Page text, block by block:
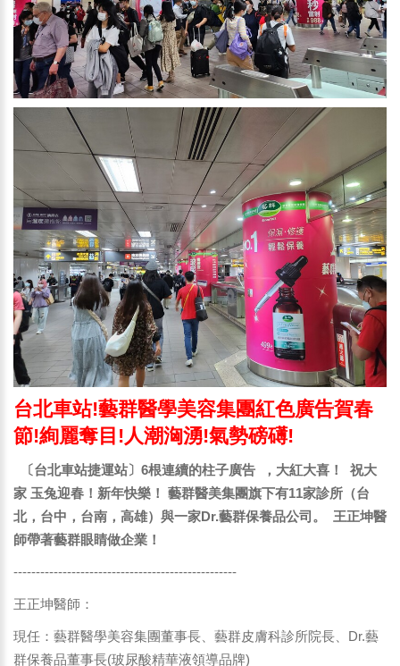
台北車站!藝群醫學美容集團紅色廣告賀春
節!絢麗奪目!人潮洶湧!氣勢磅礡!
〔台北車站捷運站〕6根連續的柱子廣告 ，大紅大喜！ 祝大
家 玉兔迎春！新年快樂！ 藝群醫美集團旗下有11家診所（台
北，台中，台南，高雄）與一家Dr.藝群保養品公司。 王正坤醫
師帶著藝群眼睛做企業！
--------------------------------------------------
王正坤醫師：
現任：藝群醫學美容集團董事長、藝群皮膚科診所院長、Dr.藝
群保養品董事長(玻尿酸精華液領導品牌)